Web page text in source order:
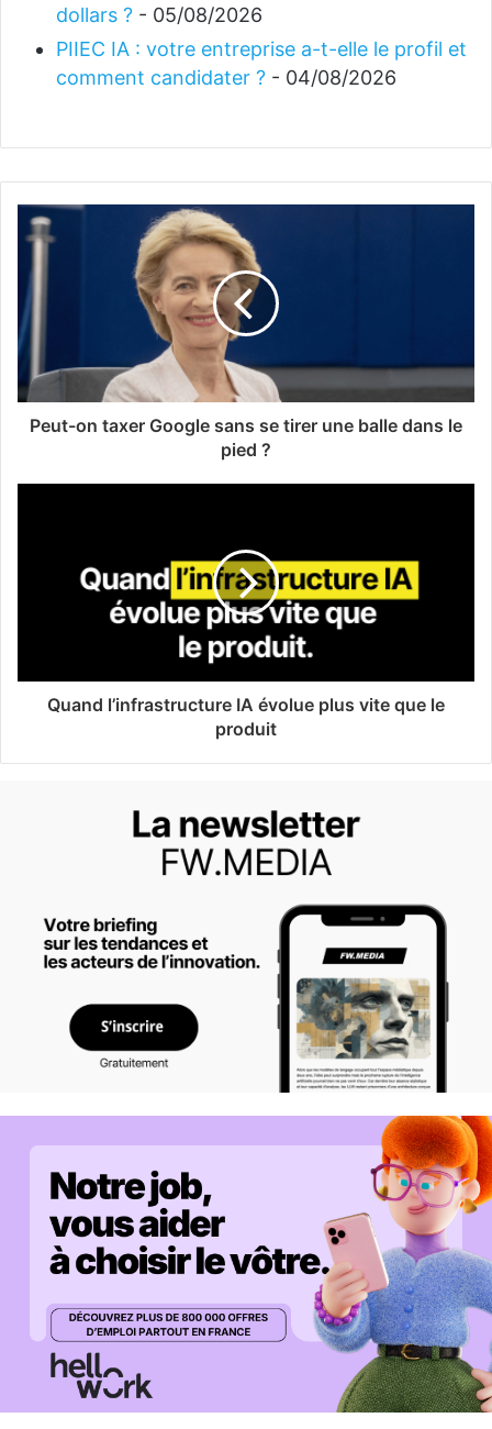
dollars ? - 05/08/2026
PIIEC IA : votre entreprise a-t-elle le profil et
comment candidater ? - 04/08/2026
Peut-on taxer Google sans se tirer une balle dans le
pied ?
Quand l’infrastructure IA évolue plus vite que le
produit